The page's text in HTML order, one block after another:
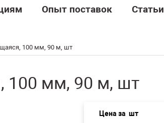
100 мм, 90 м, шт
100 мм, 90 м, шт
Цена за шт
Опыт поставок Статьи